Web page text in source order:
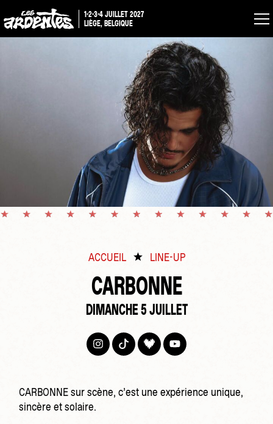
1-2-3-4 JUILLET 2027
LIÈGE, BELGIQUE
ACCUEIL LINE-UP
CARBONNE
DIMANCHE 5 JUILLET
CARBONNE sur scène, c’est une expérience unique,
sincère et solaire.